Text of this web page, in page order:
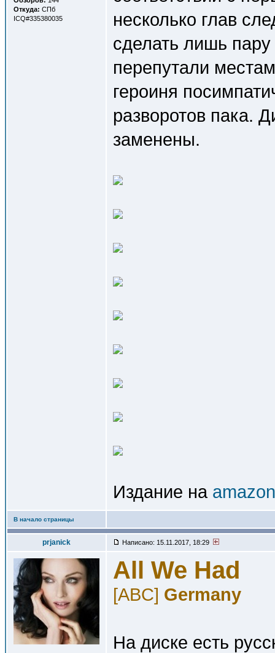
Откуда: СПб
ICQ#335380035
несколько глав
сделать лишь
перепутали
героиня
разворотов пака.
заменены.
Издание на
В начало страницы
prjanick Написано: 15.11.2017, 18:29
All We Had
[ABC] Germany
На диске есть